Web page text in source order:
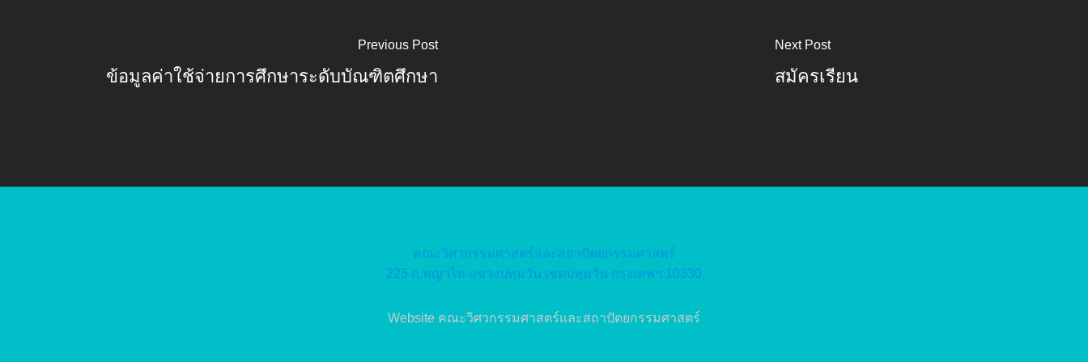
Previous Post
ข้อมูลค่าใช้จ่ายการศึกษาระดับบัณฑิตศึกษา
Next Post
สมัครเรียน
คณะวิศวกรรมศาสตร์และสถาปัตยกรรมศาสตร์
225 ถ.พญาไท แขวงปทุมวัน เขตปทุมวัน กรุงเทพฯ 10330
Website คณะวิศวกรรมศาสตร์และสถาปัตยกรรมศาสตร์